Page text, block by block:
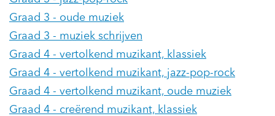
Graad 3 - oude muziek
Graad 3 - muziek schrijven
Graad 4 - vertolkend muzikant, klassiek
Graad 4 - vertolkend muzikant, jazz-pop-rock
Graad 4 - vertolkend muzikant, oude muziek
Graad 4 - creërend muzikant, klassiek